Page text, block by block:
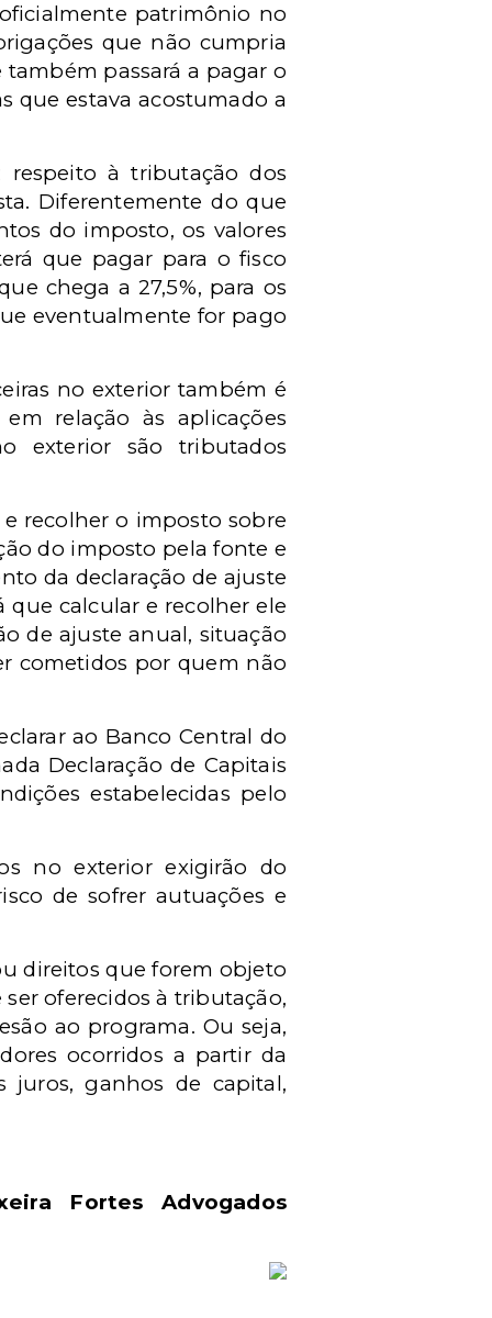
patrimônio no
que não cumpria
passará a pagar o
que estava acostumado a
respeito à tributação dos
Diferentemente do que
do imposto, os valores
que pagar para o fisco
chega a 27,5%, para os
eventualmente for pago
no exterior também é
relação às aplicações
exterior são tributados
recolher o imposto sobre
do imposto pela fonte e
da declaração de ajuste
calcular e recolher ele
de ajuste anual, situação
cometidos por quem não
ao Banco Central do
Declaração de Capitais
estabelecidas pelo
no exterior exigirão do
de sofrer autuações e
direitos que forem objeto
ser oferecidos à tributação,
ao programa. Ou seja,
ocorridos a partir da
juros, ganhos de capital,
Fortes Advogados